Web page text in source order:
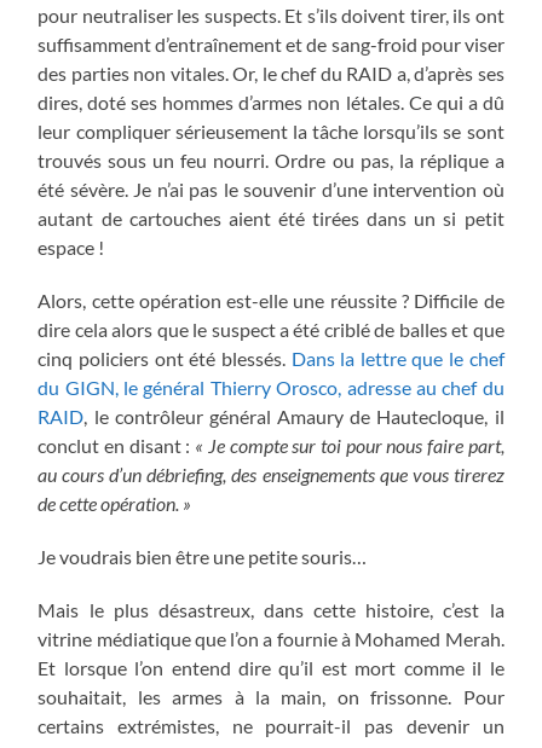
pour neutraliser les suspects. Et s’ils doivent tirer, ils ont
suffisamment d’entraînement et de sang-froid pour viser
des parties non vitales. Or, le chef du RAID a, d’après ses
dires, doté ses hommes d’armes non létales. Ce qui a dû
leur compliquer sérieusement la tâche lorsqu’ils se sont
trouvés sous un feu nourri. Ordre ou pas, la réplique a
été sévère. Je n’ai pas le souvenir d’une intervention où
autant de cartouches aient été tirées dans un si petit
espace !
Alors, cette opération est-elle une réussite ? Difficile de
dire cela alors que le suspect a été criblé de balles et que
cinq policiers ont été blessés. Dans la lettre que le chef
du GIGN, le général Thierry Orosco, adresse au chef du
RAID , le contrôleur général Amaury de Hautecloque, il
conclut en disant : « Je compte sur toi pour nous faire part,
au cours d’un débriefing, des enseignements que vous tirerez
de cette opération. »
Je voudrais bien être une petite souris…
Mais le plus désastreux, dans cette histoire, c’est la
vitrine médiatique que l’on a fournie à Mohamed Merah.
Et lorsque l’on entend dire qu’il est mort comme il le
souhaitait, les armes à la main, on frissonne. Pour
certains extrémistes, ne pourrait-il pas devenir un